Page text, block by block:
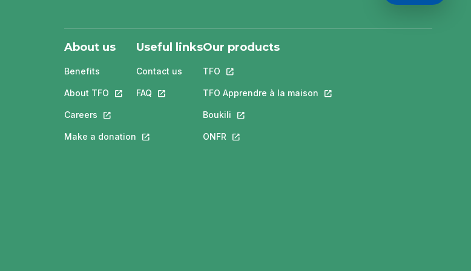
About us
Benefits
About TFO This link will open in a new tab.
Careers This link will open in a new tab.
Make a donation This link will open in a new tab.
Useful links
Contact us
FAQ This link will open in a new tab.
Our products
TFO This link will open in a new tab.
TFO Apprendre à la maison This link will open in a new tab.
Boukili This link will open in a new tab.
ONFR This link will open in a new tab.